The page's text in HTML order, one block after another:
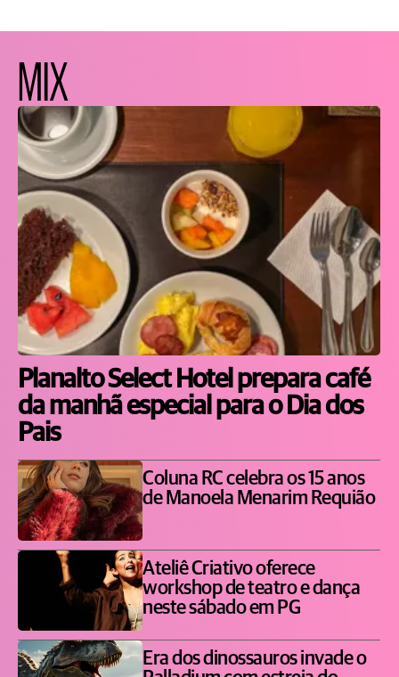
MIX
Planalto Select Hotel prepara café
da manhã especial para o Dia dos
Pais
Coluna RC celebra os 15 anos
de Manoela Menarim Requião
Ateliê Criativo oferece
workshop de teatro e dança
neste sábado em PG
Era dos dinossauros invade o